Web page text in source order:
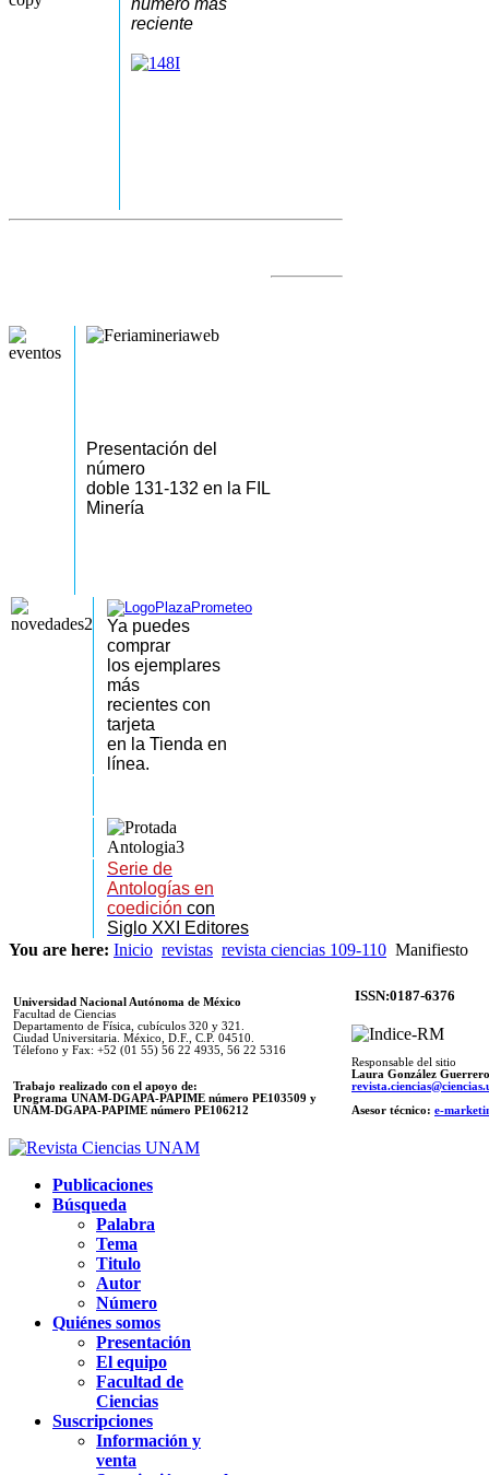
reciente
Presentación del
número
doble 131-132 en la FIL
Minería
Ya puedes
comprar
los ejemplares
más
recientes con
tarjeta
en la Tienda en
línea.
Serie de
Antologías en
coedición con
Siglo XXI Editores
You are here: Inicio revistas revista ciencias 109-110 Manifiesto
Universidad Nacional Autónoma de México
Facultad de Ciencias
Departamento de Física, cubículos 320 y 321.
Ciudad Universitaria. México, D.F., C.P. 04510.
Télefono y Fax: +52 (01 55) 56 22 4935, 56 22 5316
Trabajo realizado con el apoyo de:
Programa UNAM-DGAPA-PAPIME número PE103509 y
UNAM-DGAPA-PAPIME número PE106212
ISSN:0187-6376
Responsable del sitio
Laura González Guerrero
Asesor técnico: e-
Publicaciones
Búsqueda
Palabra
Tema
Titulo
Autor
Número
Quiénes somos
Presentación
El equipo
Facultad de
Ciencias
Suscripciones
Información y
venta